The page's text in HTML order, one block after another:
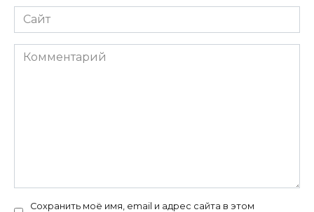
Сайт
Комментарий
Сохранить моё имя, email и адрес сайта в этом